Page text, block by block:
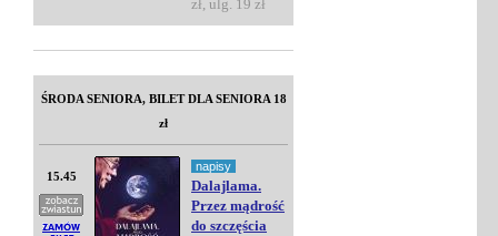
zł, ulg. 19 zł
ŚRODA SENIORA, BILET DLA SENIORA 18
zł
15.45
napisy
Dalajlama.
Przez mądrość
do szczęścia